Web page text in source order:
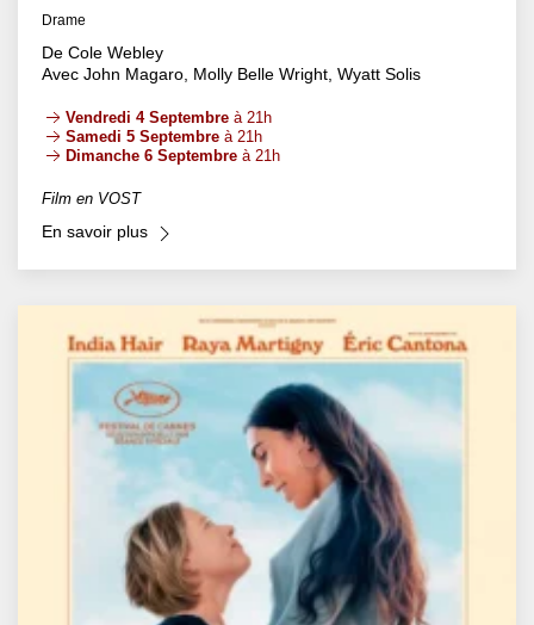
Drame
De Cole Webley
Avec John Magaro, Molly Belle Wright, Wyatt Solis
Vendredi 4 Septembre à 21h
Samedi 5 Septembre à 21h
Dimanche 6 Septembre à 21h
Film en VOST
En savoir plus